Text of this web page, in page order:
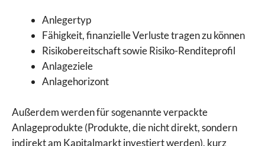
Anlegertyp
Fähigkeit, finanzielle Verluste tragen zu können
Risikobereitschaft sowie Risiko-Renditeprofil
Anlageziele
Anlagehorizont
Außerdem werden für sogenannte verpackte
Anlageprodukte (Produkte, die nicht direkt, sondern
indirekt am Kapitalmarkt investiert werden), kurz